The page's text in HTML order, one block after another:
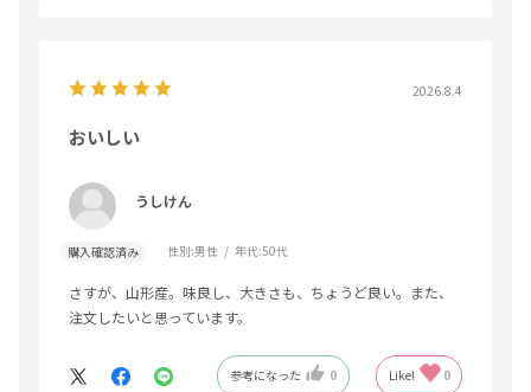
2026.8.4
おいしい
うしけん
購入確認済み 性別:男性 年代:50代
さすが、山形産。味良し、大きさも、ちょうど良い。また、
注文したいと思っています。
参考になった 0 Like! 0